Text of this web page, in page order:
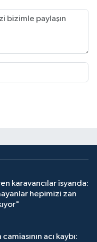
karavancılar isyanda:
hepimizi zan
acı kaybı: